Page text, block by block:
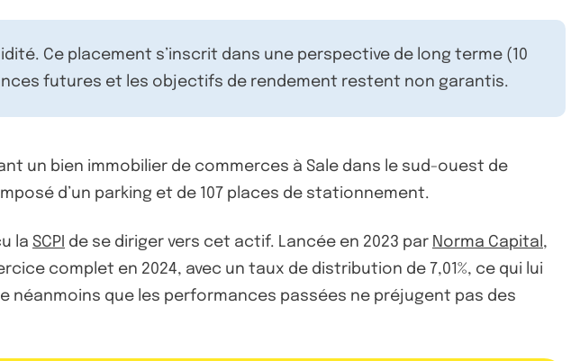
Ce placement s’inscrit dans une perspective de long terme (10
futures et les objectifs de rendement restent non garantis.
un bien immobilier de commerces à Sale dans le sud-ouest de
d’un parking et de 107 places de stationnement.
la SCPI de se diriger vers cet actif. Lancée en 2023 par Norma Capital ,
complet en 2024, avec un taux de distribution de 7,01%, ce qui lui
néanmoins que les performances passées ne préjugent pas des